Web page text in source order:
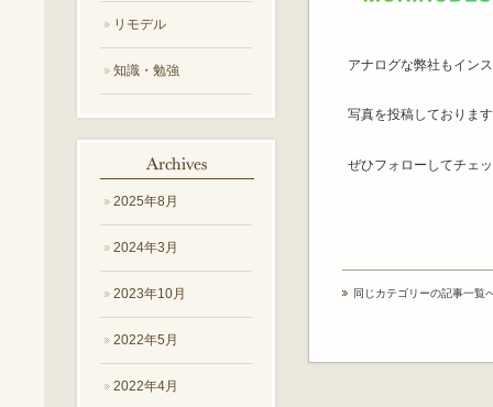
リモデル
知識・勉強
2025年8月
2024年3月
2023年10月
2022年5月
2022年4月
アナログな弊社もイン
写真を投稿しておりま
ぜひフォローしてチェ
同じカテゴリーの記事一覧